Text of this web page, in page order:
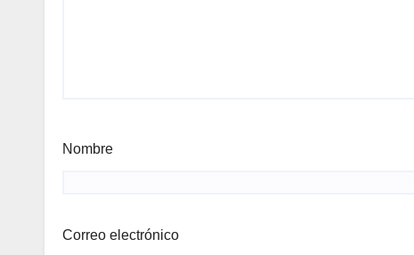
Nombre
Correo electrónico